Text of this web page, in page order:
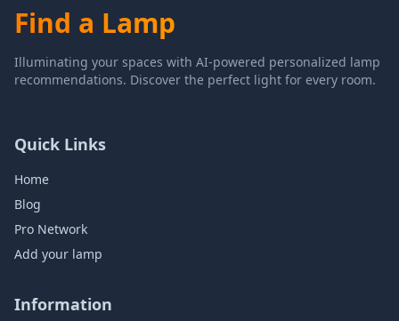
Find a Lamp
Illuminating your spaces with AI-powered personalized lamp
recommendations. Discover the perfect light for every room.
Quick Links
Home
Blog
Pro Network
Add your lamp
Information